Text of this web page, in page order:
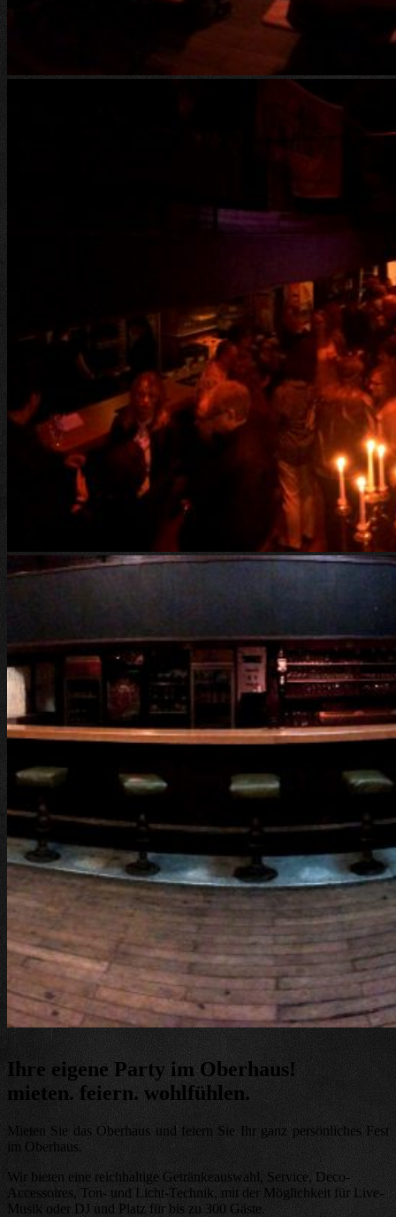
Ihre eigene Party im Oberhaus!
mieten. feiern. wohlfühlen.
Mieten Sie das Oberhaus und feiern Sie Ihr ganz persönliches Fest
im Oberhaus.
Wir bieten eine reichhaltige Getränkeauswahl, Service, Deco-
Accessoires, Ton- und Licht-Technik, mit der Möglichkeit für Live-
Musik oder DJ und Platz für bis zu 300 Gäste.